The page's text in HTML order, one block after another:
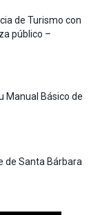
de Turismo con
público –
Manual Básico de
de Santa Bárbara